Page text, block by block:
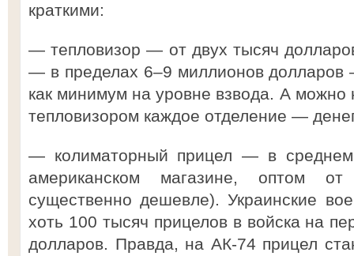
краткими:
— тепловизор — от двух тысяч
— в пределах 6–9 миллионов долларов
как минимум на уровне взвода. А можно
тепловизором каждое отделение —
— колиматорный прицел — в
американском магазине, оптом
существенно дешевле). Украинские
хоть 100 тысяч прицелов в войска на
долларов. Правда, на АК-74 прицел